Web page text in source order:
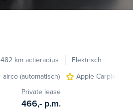
482 km actieradius
Elektrisch
airco (automatisch)
Apple Carplay/
Private lease
466,- p.m.